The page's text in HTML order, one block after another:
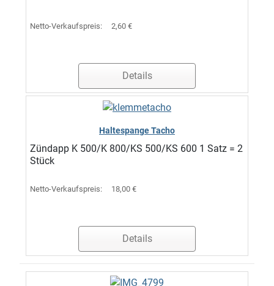
Netto-Verkaufspreis: 2,60 €
Details
Haltespange Tacho
Zündapp K 500/K 800/KS 500/KS 600 1 Satz = 2
Stück
Netto-Verkaufspreis: 18,00 €
Details